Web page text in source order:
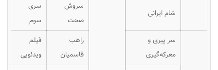
شام ایرانی
سروش
صحت
سری
سوم
سر پیری و
معرکه‌گیری
راهب
قاسمیان
فیلم
ویدئویی